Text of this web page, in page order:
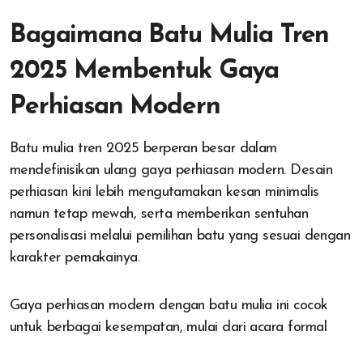
Bagaimana Batu Mulia Tren
2025 Membentuk Gaya
Perhiasan Modern
Batu mulia tren 2025 berperan besar dalam
mendefinisikan ulang gaya perhiasan modern. Desain
perhiasan kini lebih mengutamakan kesan minimalis
namun tetap mewah, serta memberikan sentuhan
personalisasi melalui pemilihan batu yang sesuai dengan
karakter pemakainya.
Gaya perhiasan modern dengan batu mulia ini cocok
untuk berbagai kesempatan, mulai dari acara formal